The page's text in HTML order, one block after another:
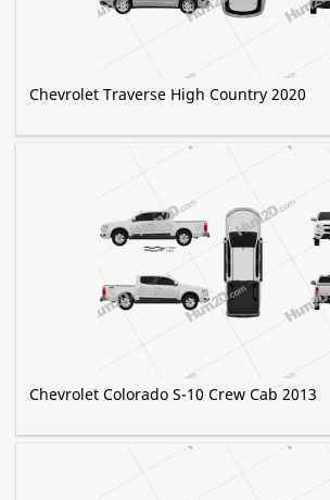
Chevrolet Traverse High Country 2020
Chevrolet Colorado S-10 Crew Cab 2013